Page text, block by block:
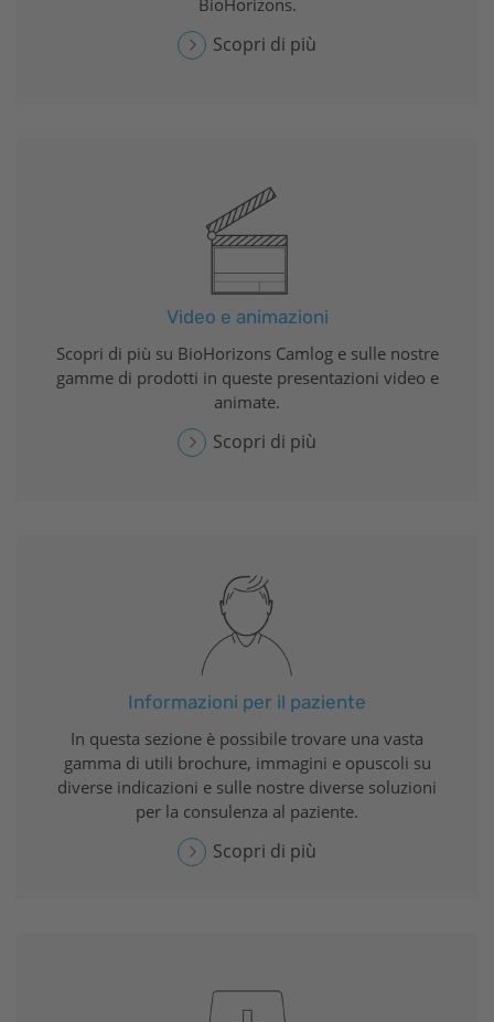
BioHorizons.
Scopri di più
Video e animazioni
Scopri di più su BioHorizonsCamlog e sulle nostre
gamme di prodotti in queste presentazioni video e
animate.
Scopri di più
Informazioni per il paziente
In questa sezione è possibile trovare una vasta
gamma di utili brochure, immagini e opuscoli su
diverse indicazioni e sulle nostre diverse soluzioni
per la consulenza al paziente.
Scopri di più